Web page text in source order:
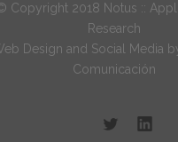
Copyright 2018 Notus ::
Research
Design and Social Media
Comunicación